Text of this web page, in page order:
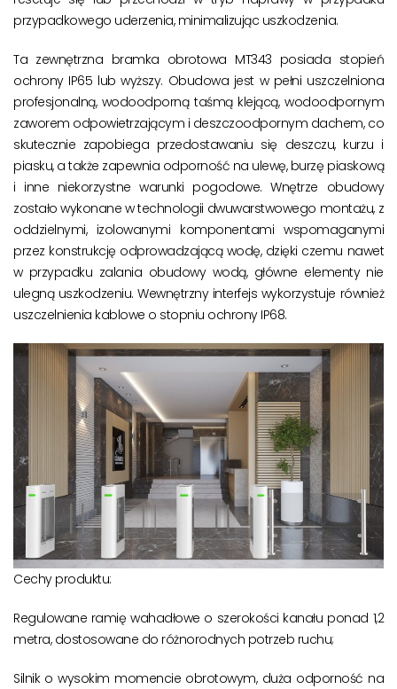
przypadkowego uderzenia, minimalizując uszkodzenia.
Ta zewnętrzna bramka obrotowa MT343 posiada stopień
ochrony IP65 lub wyższy. Obudowa jest w pełni uszczelniona
profesjonalną, wodoodporną taśmą klejącą, wodoodpornym
zaworem odpowietrzającym i deszczoodpornym dachem, co
skutecznie zapobiega przedostawaniu się deszczu, kurzu i
piasku, a także zapewnia odporność na ulewę, burzę piaskową
i inne niekorzystne warunki pogodowe. Wnętrze obudowy
zostało wykonane w technologii dwuwarstwowego montażu, z
oddzielnymi, izolowanymi komponentami wspomaganymi
przez konstrukcję odprowadzającą wodę, dzięki czemu nawet
w przypadku zalania obudowy wodą, główne elementy nie
ulegną uszkodzeniu. Wewnętrzny interfejs wykorzystuje również
uszczelnienia kablowe o stopniu ochrony IP68.
Cechy produktu:
Regulowane ramię wahadłowe o szerokości kanału ponad 1,2
metra, dostosowane do różnorodnych potrzeb ruchu;
Silnik o wysokim momencie obrotowym, duża odporność na